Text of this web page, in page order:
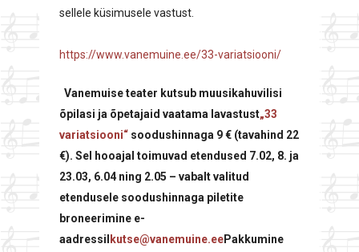
sellele küsimusele vastust.
https://www.vanemuine.ee/33-variatsiooni/
Vanemuise teater kutsub muusikahuvilisi
õpilasi ja õpetajaid vaatama lavastust„33
variatsiooni“ soodushinnaga 9 € (tavahind 22
€). Sel hooajal toimuvad etendused 7.02, 8. ja
23.03, 6.04 ning 2.05 – vabalt valitud
etendusele soodushinnaga piletite
broneerimine e-
aadressil kutse@vanemuine.eePakkumine